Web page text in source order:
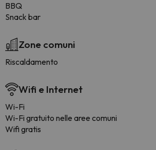
BBQ
Snack bar
Zone comuni
Riscaldamento
Wifi e Internet
Wi-Fi
Wi-Fi gratuito nelle aree comuni
Wifi gratis